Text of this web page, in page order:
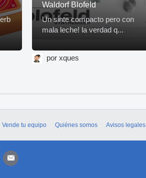
Waldorf Blofeld
Un sinte compacto pero con
mala leche! la verdad q...
por xques
Vende tu equipo Quiénes somos Avisos legales